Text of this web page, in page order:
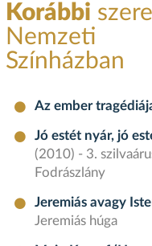
Korábbi
Nemzeti
Színházban
Az ember
Jó estét nyár, jó
(2010) - 3.
Fodrászlány
Jeremiás avagy
Jeremiás húga